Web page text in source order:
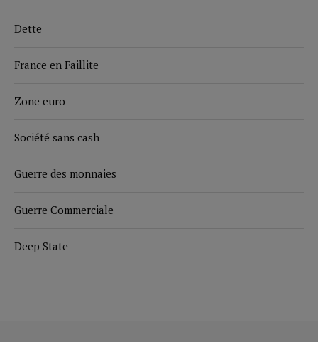
Dette
France en Faillite
Zone euro
Société sans cash
Guerre des monnaies
Guerre Commerciale
Deep State